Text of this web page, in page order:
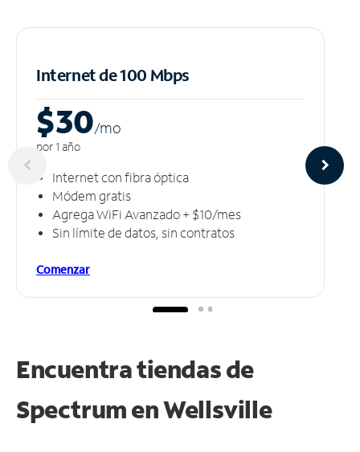
Internet de 100 Mbps
$30/mo
por 1 año
Internet con fibra óptica
Módem gratis
Agrega WiFi Avanzado + $10/mes
Sin límite de datos, sin contratos
Comenzar
Encuentra tiendas de
Spectrum enWellsville